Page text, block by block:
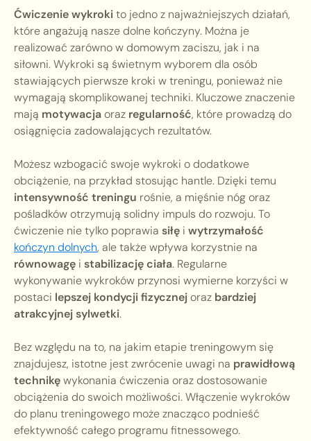
Ćwiczenie wykrokito jedno z najważniejszych działań,
które angażują nasze dolne kończyny. Można je
realizować zarówno w domowym zaciszu, jak i na
siłowni. Wykroki są świetnym wyborem dla osób
stawiających pierwsze kroki w treningu, ponieważ nie
wymagają skomplikowanej techniki. Kluczowe znaczenie
mają motywacjaoraz regularność, które prowadzą do
osiągnięcia zadowalających rezultatów.
Możesz wzbogacić swoje wykroki o dodatkowe
obciążenie, na przykład stosując hantle. Dzięki temu
intensywność treningu rośnie, a mięśnie nóg oraz
pośladków otrzymują solidny impuls do rozwoju. To
ćwiczenie nie tylko poprawia siłę i wytrzymałość
kończyn dolnych, ale także wpływa korzystnie na
równowagę i stabilizację ciała. Regularne
wykonywanie wykroków przynosi wymierne korzyści w
postaci lepszej kondycji fizycznejoraz bardziej
atrakcyjnej sylwetki.
Bez względu na to, na jakim etapie treningowym się
znajdujesz, istotne jest zwrócenie uwagi na prawidłową
technikęwykonania ćwiczenia oraz dostosowanie
obciążenia do swoich możliwości. Włączenie wykroków
do planu treningowego może znacząco podnieść
efektywność całego programu fitnessowego.